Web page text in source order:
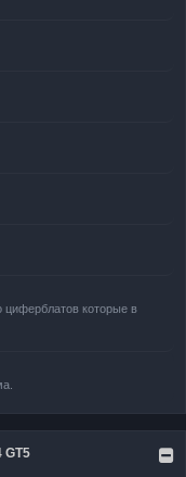
циферблатов которые в
GT5